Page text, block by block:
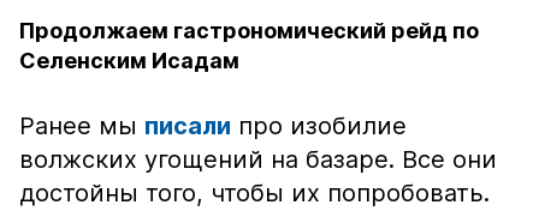
Продолжаем гастрономический рейд по
Селенским Исадам
Ранее мы писали про изобилие
волжских угощений на базаре. Все они
достойны того, чтобы их попробовать.